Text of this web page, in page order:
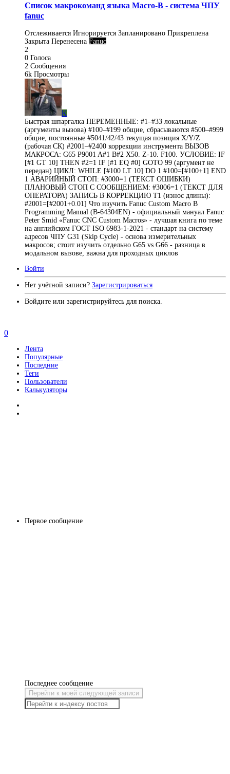
Список макрокоманд языка Macro-B - система ЧПУ
fanuc
Отслеживается Игнорируется Запланировано Прикреплена
Закрыта Перенесена Fanuc
2
0 Голоса
2 Сообщения
6k Просмотры
K
Быстрая шпаргалка ПЕРЕМЕННЫЕ: #1–#33 локальные
(аргументы вызова) #100–#199 общие, сбрасываются #500–#999
общие, постоянные #5041/42/43 текущая позиция X/Y/Z
(рабочая СК) #2001–#2400 коррекции инструмента ВЫЗОВ
МАКРОСА: G65 P9001 A#1 B#2 X50. Z-10. F100. УСЛОВИЕ: IF
[#1 GT 10] THEN #2=1 IF [#1 EQ #0] GOTO 99 (аргумент не
передан) ЦИКЛ: WHILE [#100 LT 10] DO 1 #100=[#100+1] END
1 АВАРИЙНЫЙ СТОП: #3000=1 (ТЕКСТ ОШИБКИ)
ПЛАНОВЫЙ СТОП С СООБЩЕНИЕМ: #3006=1 (ТЕКСТ ДЛЯ
ОПЕРАТОРА) ЗАПИСЬ В КОРРЕКЦИЮ T1 (износ длины):
#2001=[#2001+0.01] Что изучить Fanuc Custom Macro B
Programming Manual (B-64304EN) - официальный мануал Fanuc
Peter Smid «Fanuc CNC Custom Macros» - лучшая книга по теме
на английском ГОСТ ISO 6983-1-2021 - стандарт на систему
адресов ЧПУ G31 (Skip Cycle) - основа измерительных
макросов; стоит изучить отдельно G65 vs G66 - разница в
модальном вызове, важна для проходных циклов
Войти
Нет учётной записи? Зарегистрироваться
Войдите или зарегистрируйтесь для поиска.
Первое сообщение
Последнее сообщение
Перейти к моей следующей записи
0
Лента
Популярные
Последние
Теги
Пользователи
Калькуляторы